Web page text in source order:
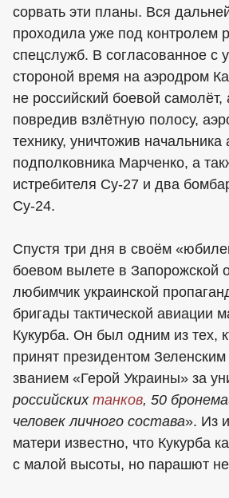
сорвать эти планы. Вся
проходила уже под контролем
спецслужб. В согласованное с
стороной время на аэродром
не российский боевой
повредив взлётную полосу,
технику, уничтожив начальника
подполковника Марченко, а
истребителя Су-27 и два
Су-24.
Спустя три дня в своём
боевом вылете в Запорожской
любимчик украинской
бригады тактической авиации
Кукурба. Он был одним из тех,
принят президентом
званием «Герой Украины» за
российских танков, 50
человек личного состава». Из
матери известно, что Кукурба
с малой высоты, но парашют